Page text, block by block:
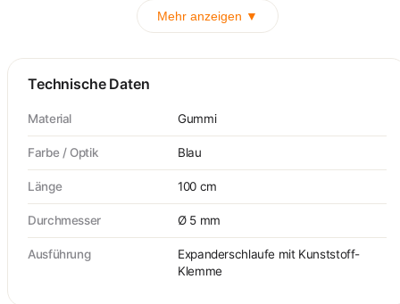
Mehr anzeigen ▼
Technische Daten
Material Gummi
Farbe / Optik Blau
Länge 100 cm
Durchmesser Ø 5 mm
Ausführung
Expanderschlaufe mit Kunststoff-
Klemme